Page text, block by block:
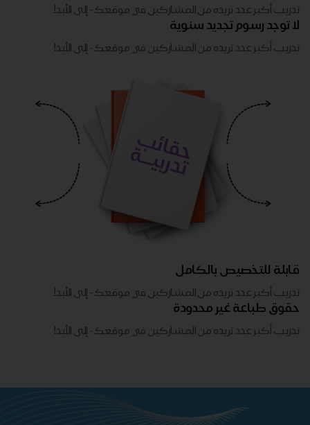
تدريب أكبر عدد تريده من المشاركين في موقعك - ​​إلى الأبد!
لا توجد رسوم تجديد سنوية
تدريب أكبر عدد تريده من المشاركين في موقعك - ​​إلى الأبد!
قابلة للتخصيص بالكامل
تدريب أكبر عدد تريده من المشاركين في موقعك - ​​إلى الأبد!
حقوق طباعة غير محدودة
تدريب أكبر عدد تريده من المشاركين في موقعك - ​​إلى الأبد!